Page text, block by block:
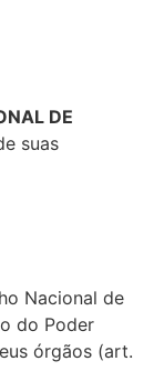
DE
suas
Nacional de
do Poder
órgãos (art.